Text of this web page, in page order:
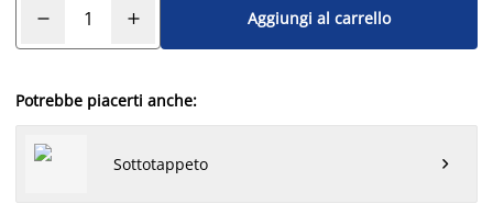
Aggiungi al carrello
Potrebbe piacerti anche:
Sottotappeto 